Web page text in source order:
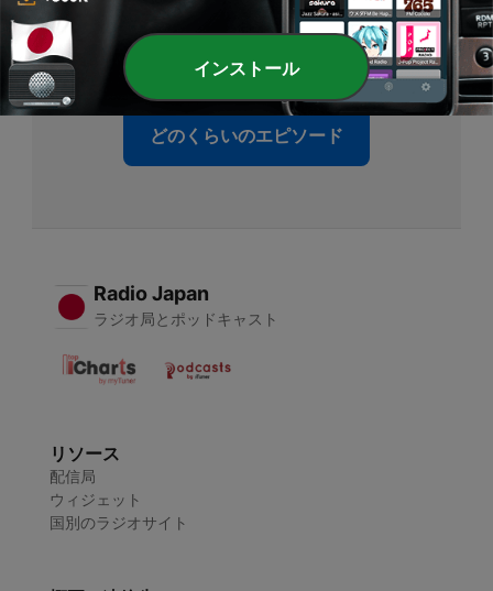
351 实用生活英语初级 增强内容第三章 5
05 4月 2020
どのくらいのエピソード
Radio Japan
ラジオ局とポッドキャスト
リソース
配信局
ウィジェット
国別のラジオサイト
インストール